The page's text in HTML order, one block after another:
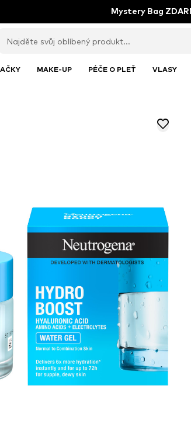
Mystery Bag
MAKE-UP PÉČE O PLEŤ VLASY